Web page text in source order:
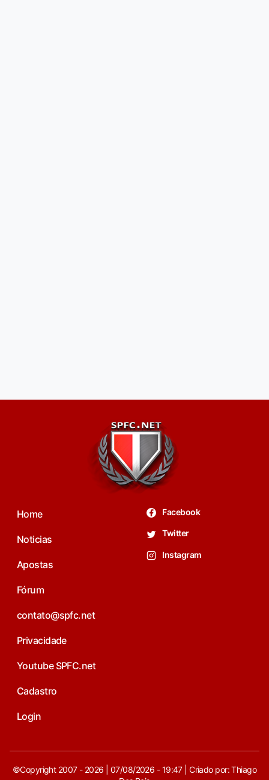
Home
Noticias
Apostas
Fórum
contato@spfc.net
Privacidade
Youtube SPFC.net
Cadastro
Login
Facebook
Twitter
Instagram
©Copyright 2007 - 2026 | 07/08/2026 - 19:47 | Criado por: Thiago